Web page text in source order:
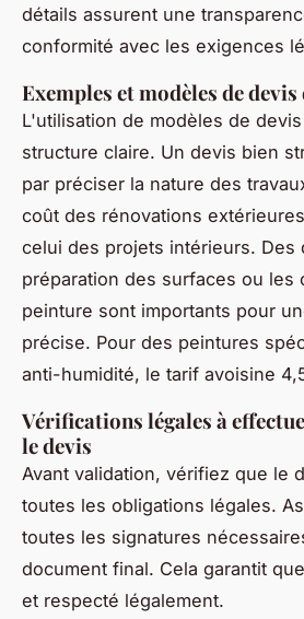
détails assurent une
conformité avec les exigences
Exemples et modèles de
L'utilisation de modèles de
structure claire. Un devis bien
par préciser la nature des
coût des rénovations
celui des projets intérieurs. Des
préparation des surfaces ou les
peinture sont importants pour
précise. Pour des peintures
anti-humidité, le tarif avoisine
Vérifications légales à
le devis
Avant validation, vérifiez que le
toutes les obligations légales.
toutes les signatures
document final. Cela garantit
et respecté légalement.